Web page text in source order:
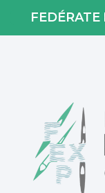
FEDÉRATE